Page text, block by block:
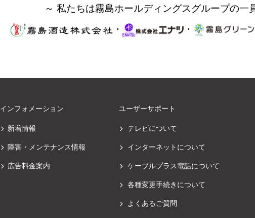
～ 私たちは霧島ホールディングスグループの一
・
・
インフォメーション
新着情報
障害・メンテナンス情報
広告料金案内
ユーザーサポート
テレビについて
インターネットについて
ケーブルプラス電話について
各種変更手続きについて
よくあるご質問